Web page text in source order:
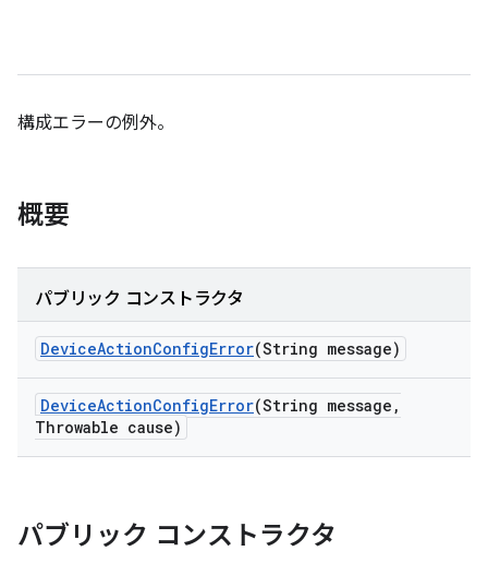
構成エラーの例外。
概要
パブリック コンストラクタ
DeviceActionConfigError(String message)
DeviceActionConfigError(String message ,
Throwable cause)
パブリック コンストラクタ